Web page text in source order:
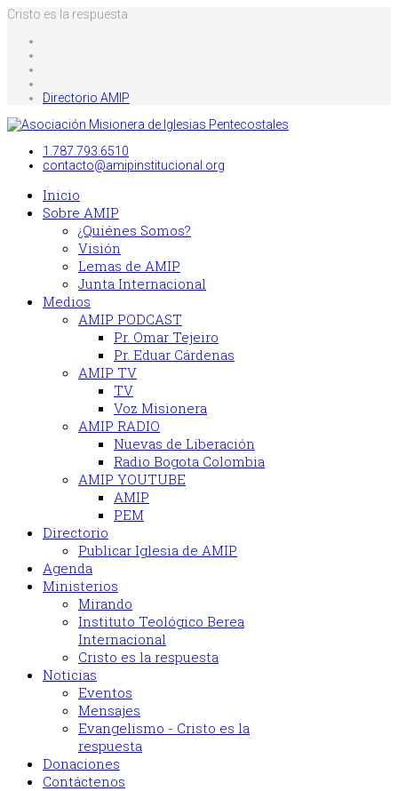
Cristo es la respuesta
Directorio AMIP
1.787.793.6510
contacto@amipinstitucional.org
Inicio
Sobre AMIP
¿Quiénes Somos?
Visión
Lemas de AMIP
Junta Internacional
Medios
AMIP PODCAST
Pr. Omar Tejeiro
Pr. Eduar Cárdenas
AMIP TV
TV
Voz Misionera
AMIP RADIO
Nuevas de Liberación
Radio Bogota Colombia
AMIP YOUTUBE
AMIP
PEM
Directorio
Publicar Iglesia de AMIP
Agenda
Ministerios
Mirando
Instituto Teológico Berea
Internacional
Cristo es la respuesta
Noticias
Eventos
Mensajes
Evangelismo - Cristo es la
respuesta
Donaciones
Contáctenos